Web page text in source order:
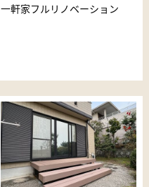
一軒家フルリノベーション